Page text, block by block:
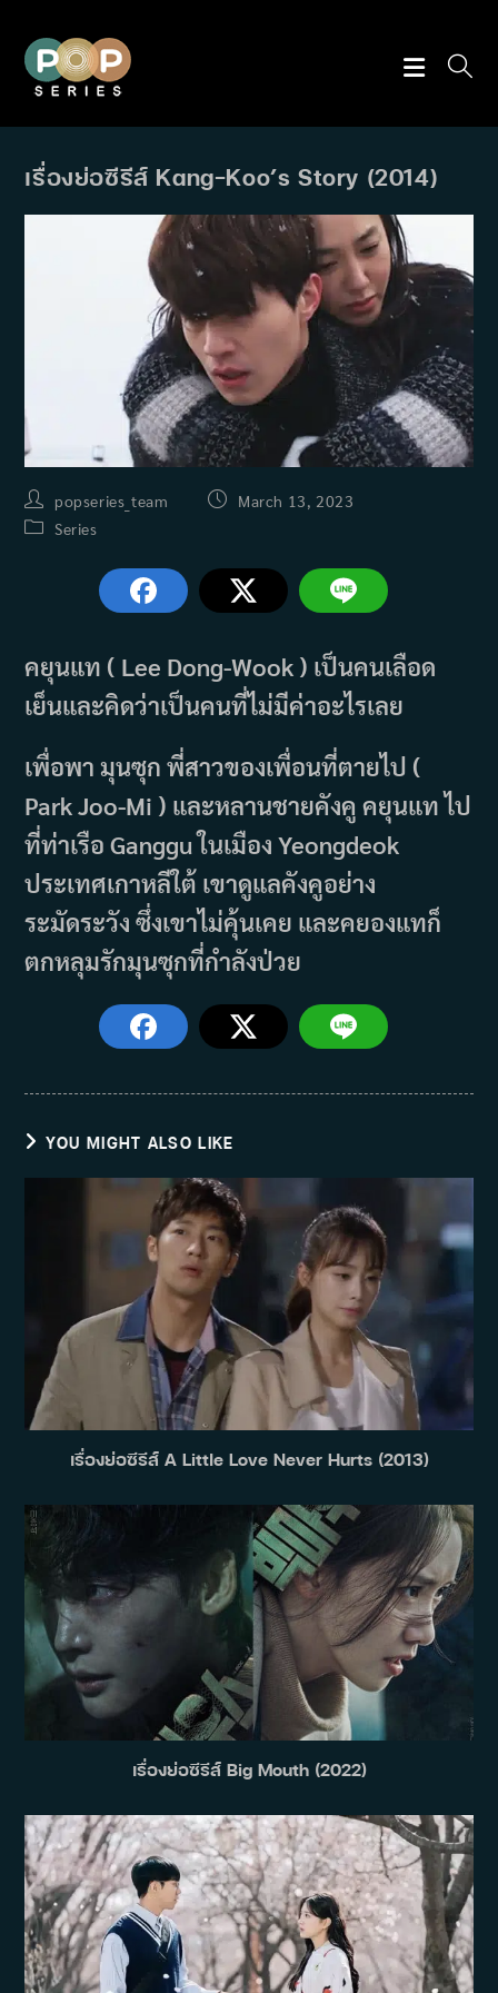
content
เรื่องย่อซีรีส์ Kang-Koo’s Story (2014)
Post
author:
popseries_team
PostMarch 13, 2023
PostSeries
คยุนแท ( Lee Dong-Wook ) เป็นคนเลือด
เย็นและคิดว่าเป็นคนที่ไม่มีค่าอะไรเลย
เพื่อพา มุนซุก พี่สาวของเพื่อนที่ตายไป (
Park Joo-Mi ) และหลานชายคังคู คยุนแท ไป
ที่ท่าเรือ Ganggu ในเมือง Yeongdeok
ประเทศเกาหลีใต้ เขาดูแลคังคูอย่าง
ระมัดระวัง ซึ่งเขาไม่คุ้นเคย และคยองแทก็
ตกหลุมรักมุนซุกที่กำลังป่วย
YOU MIGHT ALSO LIKE
เรื่องย่อซีรีส์ A Little Love Never Hurts (2013)
เรื่องย่อซีรีส์ Big Mouth (2022)